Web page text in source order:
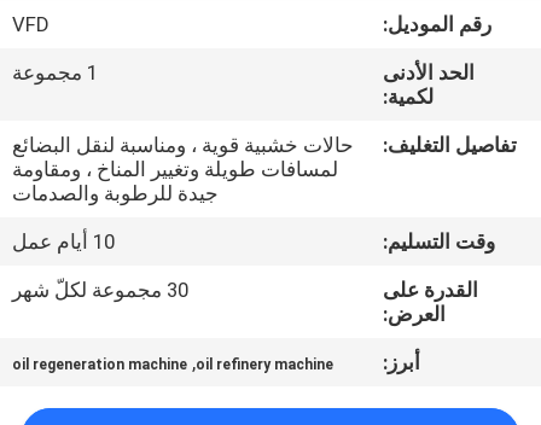
جولة
المعمل
الجودة
رقم الموديل:
VFD
الحد الأدنى
لكمية:
1 مجموعة
تفاصيل التغليف:
حالات خشبية قوية ، ومناسبة لنقل البضائع
لمسافات طويلة وتغيير المناخ ، ومقاومة
جيدة للرطوبة والصدمات
وقت التسليم:
10 أيام عمل
القدرة على
العرض:
30 مجموعة لكلّ شهر
أبرز: oil refinery machine
,
oil regeneration machine